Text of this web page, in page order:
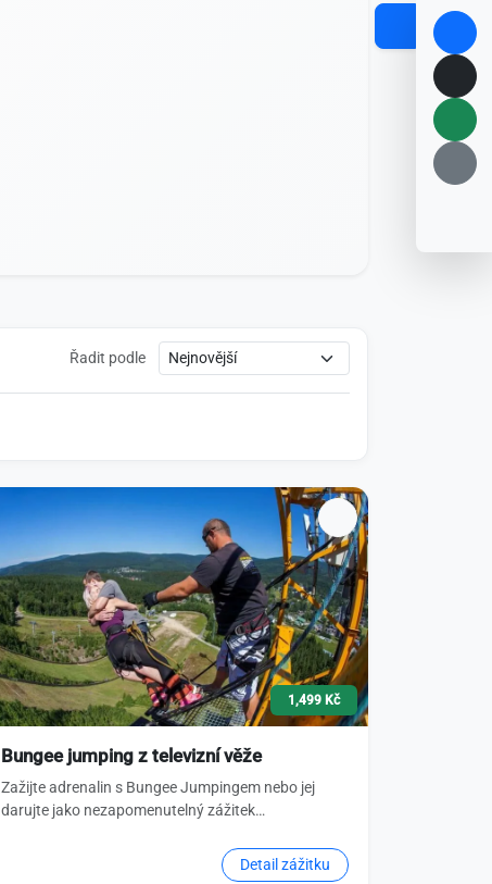
Řadit podle
1,499 Kč
Bungee jumping z televizní věže
Zažijte adrenalin s Bungee Jumpingem nebo jej
darujte jako nezapomenutelný zážitek…
Detail zážitku